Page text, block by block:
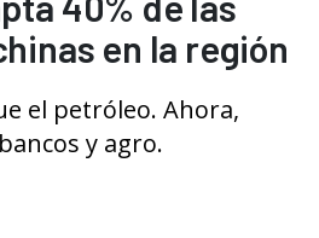
en la región
el petróleo. Ahora,
y agro.